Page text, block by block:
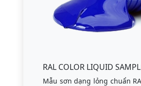
RAL COLOR LIQUID
Mẫu sơn dạng lỏng chuẩn